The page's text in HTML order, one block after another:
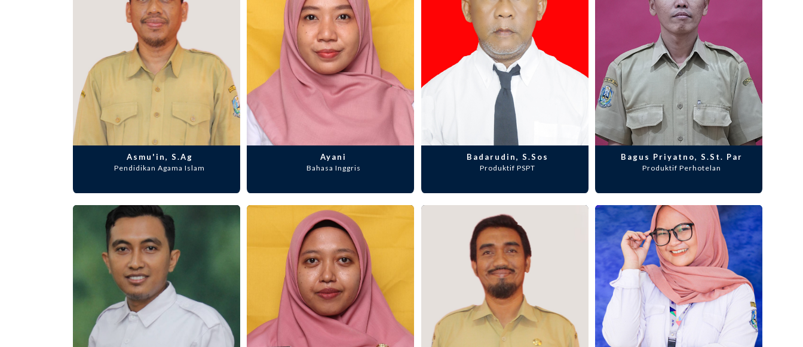
Asmu'in, S.Ag
Pendidikan Agama Islam
Ayani
Bahasa Inggris
Badarudin, S.Sos
Produktif PSPT
Bagus Priyatno, S.St. Par
Produktif Perhotelan